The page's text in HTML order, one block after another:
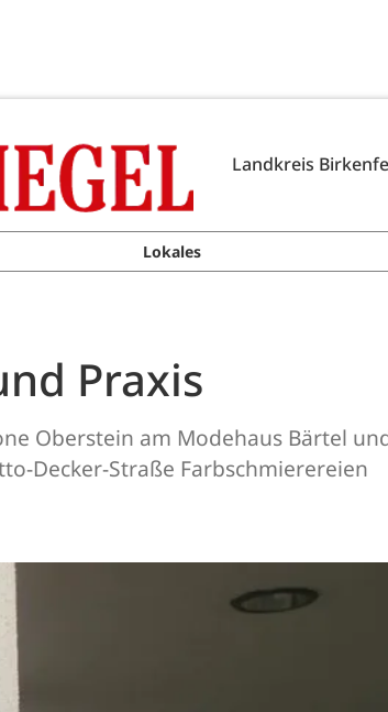
Landkreis
Lokales
Praxis
Oberstein am Modehaus Bärtel
Decker-Straße Farbschmierereien